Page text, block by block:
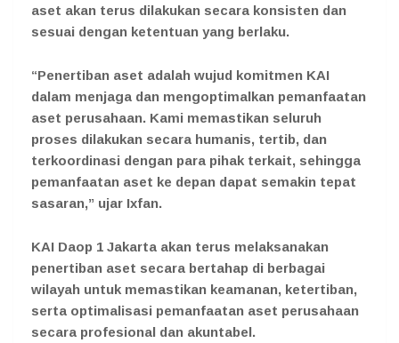
aset akan terus dilakukan secara konsisten dan
sesuai dengan ketentuan yang berlaku.
“Penertiban aset adalah wujud komitmen KAI
dalam menjaga dan mengoptimalkan pemanfaatan
aset perusahaan. Kami memastikan seluruh
proses dilakukan secara humanis, tertib, dan
terkoordinasi dengan para pihak terkait, sehingga
pemanfaatan aset ke depan dapat semakin tepat
sasaran,” ujar Ixfan.
KAI Daop 1 Jakarta akan terus melaksanakan
penertiban aset secara bertahap di berbagai
wilayah untuk memastikan keamanan, ketertiban,
serta optimalisasi pemanfaatan aset perusahaan
secara profesional dan akuntabel.